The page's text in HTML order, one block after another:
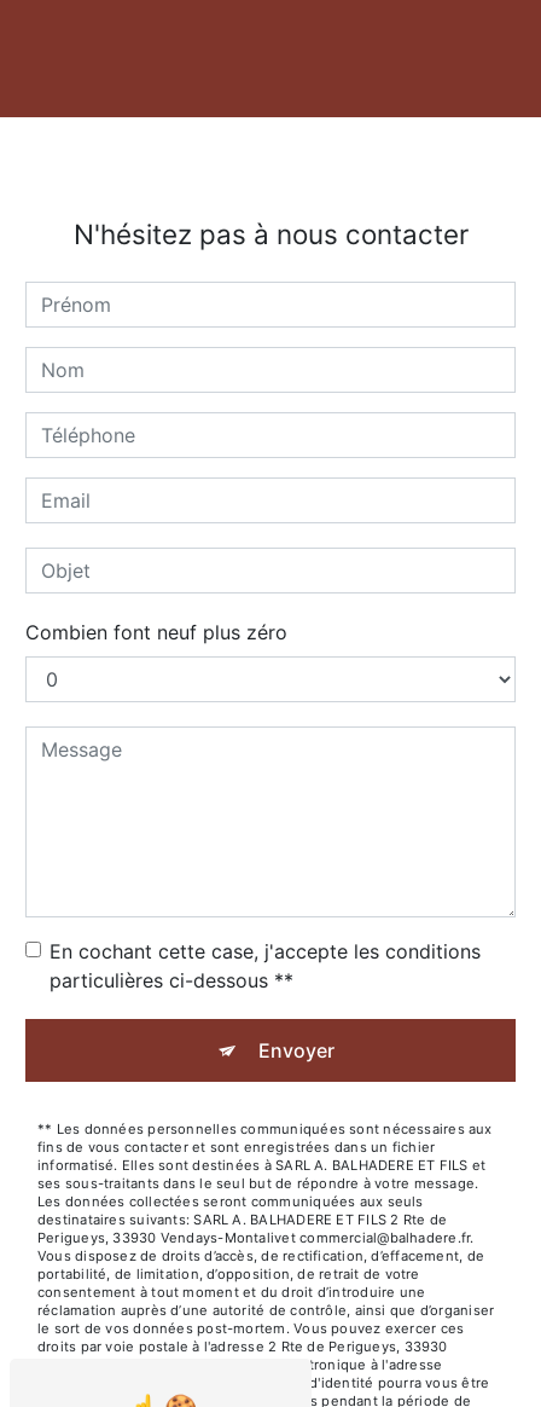
N'hésitez pas à nous contacter
Combien font neuf plus zéro
En cochant cette case, j'accepte les conditions
particulières ci-dessous **
Envoyer
** Les données personnelles communiquées sont nécessaires aux
fins de vous contacter et sont enregistrées dans un fichier
informatisé. Elles sont destinées à SARL A. BALHADERE ET FILS et
ses sous-traitants dans le seul but de répondre à votre message.
Les données collectées seront communiquées aux seuls
destinataires suivants: SARL A. BALHADERE ET FILS 2 Rte de
Perigueys, 33930 Vendays-Montalivet commercial@balhadere.fr.
Vous disposez de droits d’accès, de rectification, d’effacement, de
portabilité, de limitation, d’opposition, de retrait de votre
consentement à tout moment et du droit d’introduire une
réclamation auprès d’une autorité de contrôle, ainsi que d’organiser
le sort de vos données post-mortem. Vous pouvez exercer ces
droits par voie postale à l'adresse 2 Rte de Perigueys, 33930
Vendays-Montalivet ou par courrier électronique à l'adresse
commercial@balhadere.fr. Un justificatif d'identité pourra vous être
demandé. Nous conservons vos données pendant la période de